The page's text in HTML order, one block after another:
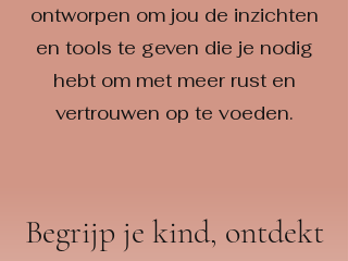
ontworpen om jou de inzichten
en tools te geven die je nodig
hebt om met meer rust en
vertrouwen op te voeden.
Begrijp je kind, ontdekt